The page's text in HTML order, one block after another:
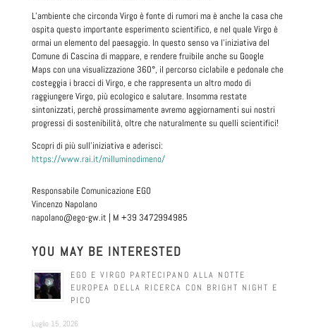
L’ambiente che circonda Virgo è fonte di rumori ma è anche la casa che
ospita questo importante esperimento scientifico, e nel quale Virgo è
ormai un elemento del paesaggio. In questo senso va l’iniziativa del
Comune di Cascina di mappare, e rendere fruibile anche su Google
Maps con una visualizzazione 360°, il percorso ciclabile e pedonale che
costeggia i bracci di Virgo, e che rappresenta un altro modo di
raggiungere Virgo, più ecologico e salutare. Insomma restate
sintonizzati, perchè prossimamente avremo aggiornamenti sui nostri
progressi di sostenibilità, oltre che naturalmente su quelli scientifici!
Scopri di più sull’iniziativa e aderisci:
https://www.rai.it/milluminodimeno/
Responsabile Comunicazione EGO
Vincenzo Napolano
napolano@ego-gw.it | M +39 3472994985
YOU MAY BE INTERESTED
EGO E VIRGO PARTECIPANO ALLA NOTTE
EUROPEA DELLA RICERCA CON BRIGHT NIGHT E
PICO
Luglio 15, 2026